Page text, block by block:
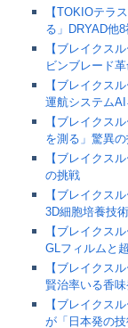
【TOKIOテラ
る」DRYAD他
【ブレイクス
ビンブレード革
【ブレイクス
運航システム
【ブレイクス
を測る」驚異
【ブレイクス
の挑戦
【ブレイクス
3D細胞培養技
【ブレイクス
GLフィルムと
【ブレイクス
賢治率いる香
【ブレイクス
が「日本発の